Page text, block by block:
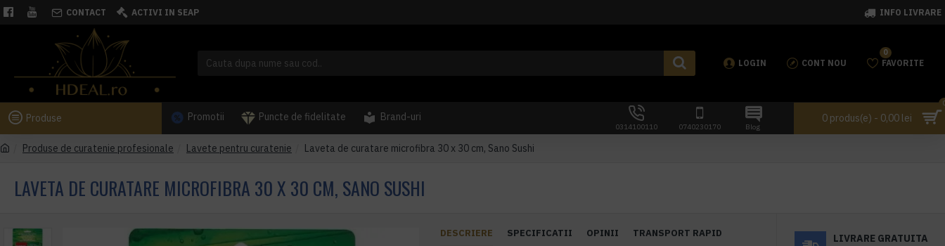
CONTACT ACTIVI IN SEAP INFO LIVRARE
LOGIN CONT NOU FAVORITE
0
Produse Promotii Puncte de fidelitate Brand-uri
0314100110 0740230170 Blog
0 produs(e) - 0,00 lei
Produse de curatenie profesionale Lavete pentru curatenie Laveta de curatare microfibra 30 x 30 cm, Sano Sushi
LAVETA DE CURATARE MICROFIBRA 30 X 30 CM, SANO SUSHI
DESCRIERE SPECIFICATII OPINII TRANSPORT RAPID LIVRARE GRATUITA